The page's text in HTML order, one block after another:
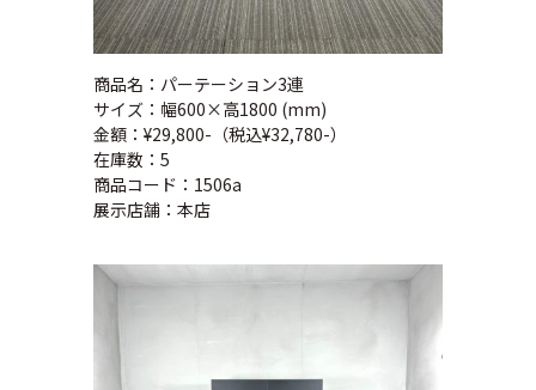
商品名：パーテーション3連
サイズ：幅600×高1800 (mm)
金額：¥29,800-（税込¥32,780-）
在庫数：5
商品コード：1506a
展示店舗：本店